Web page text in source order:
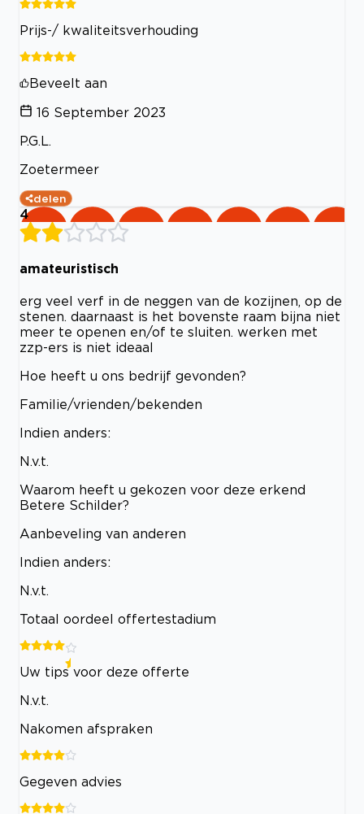
Prijs-/ kwaliteitsverhouding
Beveelt aan
16 September 2023
P.G.L.
Zoetermeer
delen
4
amateuristisch
erg veel verf in de neggen van de kozijnen, op de
stenen. daarnaast is het bovenste raam bijna niet
meer te openen en/of te sluiten. werken met
zzp-ers is niet ideaal
Hoe heeft u ons bedrijf gevonden?
Familie/vrienden/bekenden
Indien anders:
N.v.t.
Waarom heeft u gekozen voor deze erkend
Betere Schilder?
Aanbeveling van anderen
Indien anders:
N.v.t.
Totaal oordeel offertestadium
Uw tips voor deze offerte
N.v.t.
Nakomen afspraken
Gegeven advies